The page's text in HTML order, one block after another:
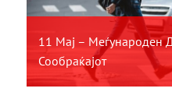
11 Мај – Меѓународен
Сообраќајот